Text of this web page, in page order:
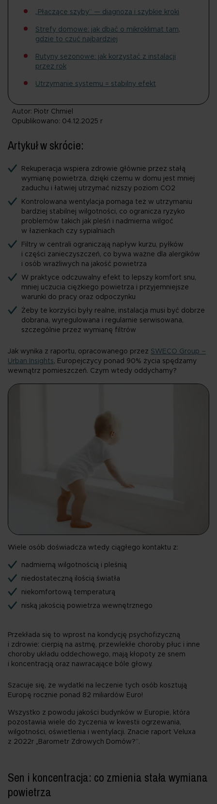
„Płaczące szyby” — diagnoza i szybkie kroki
Strefy domowe: jak dbać o mikroklimat tam,
gdzie to czuć najbardziej
Rutyny sezonowe: jak korzystać z instalacji
przez rok
Utrzymanie systemu = stabilny efekt
Autor: Piotr Chmiel
Opublikowano: 04.12.2025 r
Artykuł w skrócie:
Rekuperacja wspiera zdrowie głównie przez stałą
wymianę powietrza, dzięki czemu w domu jest mniej
zaduchu i łatwiej utrzymać niższy poziom CO2
Kontrolowana wentylacja pomaga też w utrzymaniu
bardziej stabilnej wilgotności, co ogranicza ryzyko
problemów takich jak pleśń i nadmierna wilgoć
w łazienkach czy sypialniach
Filtry w centrali ograniczają napływ kurzu, pyłków
i części zanieczyszczeń, co bywa ważne dla alergików
i osób wrażliwych na jakość powietrza
W praktyce odczuwalny efekt to lepszy komfort snu,
mniej uczucia ciężkiego powietrza i przyjemniejsze
warunki do pracy oraz odpoczynku
Żeby te korzyści były realne, instalacja musi być dobrze
dobrana, wyregulowana i regularnie serwisowana,
szczególnie przez wymianę filtrów
Jak wynika z raportu, opracowanego przez SWECO Group –
Urban Insights, Europejczycy ponad 90% życia spędzamy
wewnątrz pomieszczeń. Czym wtedy oddychamy?
Wiele osób doświadcza wtedy ciągłego kontaktu z:
nadmierną wilgotnością i pleśnią
niedostateczną ilością światła
niekomfortową temperaturą
niską jakością powietrza wewnętrznego
Przekłada się to wprost na kondycję psychofizyczną
i zdrowie: cierpią na astmę, przewlekłe choroby płuc i inne
choroby układu oddechowego, mają kłopoty ze snem
i koncentracją oraz nawracające bóle głowy.
Szacuje się, że wydatki na leczenie tych osób kosztują
Europę rocznie ponad 82 miliardów Euro!
Wszystko z powodu jakości budynków w Europie, która
pozostawia wiele do życzenia w kwestii ogrzewania,
wilgotności, oświetlenia i wentylacji. Znacie raport Veluxa
z 2022r „Barometr Zdrowych Domów?”.
Sen i koncentracja: co zmienia stała wymiana
powietrza